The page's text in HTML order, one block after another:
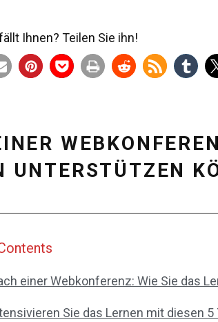
Ihnen? Teilen Sie ihn!
UNTERSTÜTZEN
einer Webkonferenz: Wie Sie das
Sie das Lernen mit diesen 5